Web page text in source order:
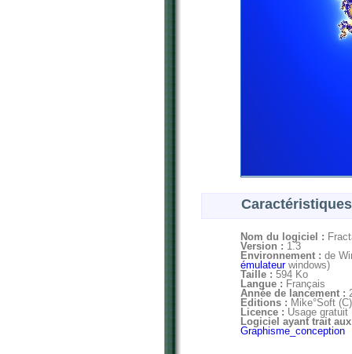
Caractéristiques
Nom du logiciel :
Version : 1.3
Environnement : de
émulateurwindows)
Taille : 594 Ko
Langue : Français
Année de lancement :
Editions : Mike°Soft (C)
Licence : Usage gratuit
Logiciel ayant trait
Graphisme_conception